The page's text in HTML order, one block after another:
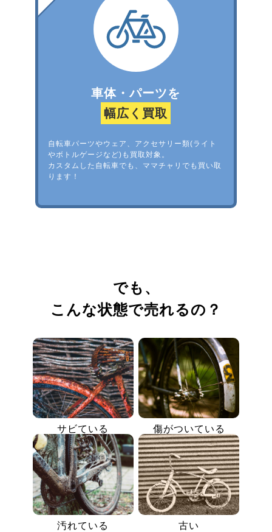
車体・パーツを
幅広く買取
自転車パーツやウェア、アクセサリー類(ライト
やボトルゲージなど)も買取対象。
カスタムした自転車でも、ママチャリでも買い取
ります！
でも、
こんな状態で売れるの？
サビている 傷がついている
汚れている 古い